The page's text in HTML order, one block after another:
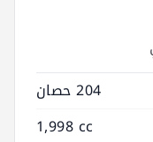
204 حصان
1,998 cc